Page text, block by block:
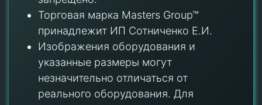
Торговая марка Masters Group™
принадлежит ИП Сотниченко Е.И.
Изображения оборудования и
указанные размеры могут
незначительно отличаться от
реального оборудования. Для